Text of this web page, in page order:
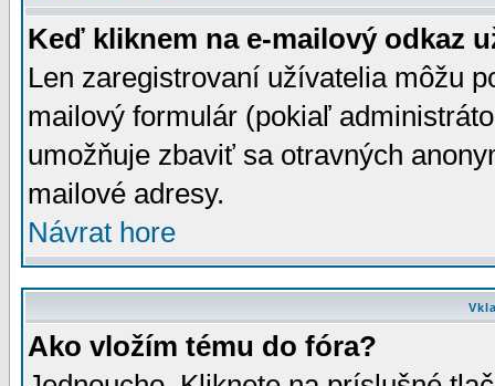
Keď kliknem na e-mailový odkaz
Len zaregistrovaní užívatelia môžu
mailový formulár (pokiaľ
umožňuje zbaviť sa otravných
mailové adresy.
Návrat hore
Ako vložím tému do fóra?